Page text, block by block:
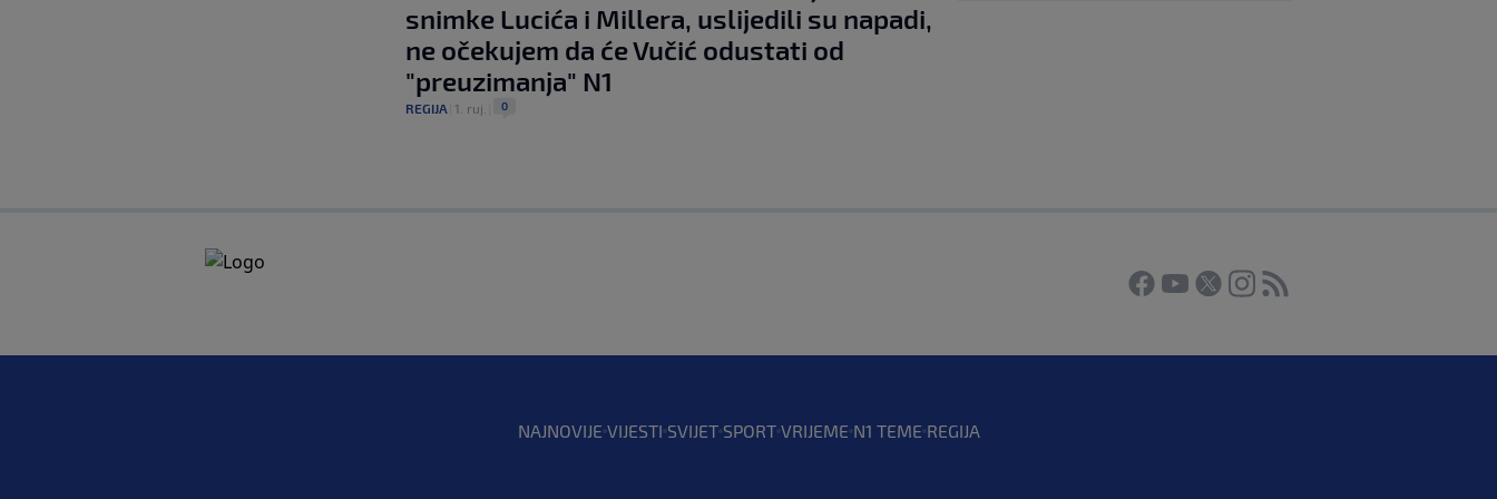
snimke Lucića i Millera, uslijedili su napadi,
ne očekujem da će Vučić odustati od
"preuzimanja" N1
REGIJA 1. ruj. 0
NAJNOVIJE VIJESTI SVIJET SPORT VRIJEME N1 TEME REGIJA